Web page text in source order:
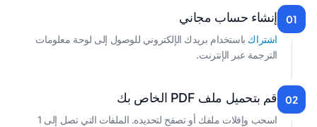
01 إنشاء حساب مجاني
اشتراك باستخدام بريدك الإلكتروني للوصول إلى لوحة معلومات
الترجمة عبر الإنترنت.
02 قم بتحميل ملف PDF الخاص بك
اسحب وإفلات ملفك أو تصفح لتحديده. الملفات التي تصل إلى 1